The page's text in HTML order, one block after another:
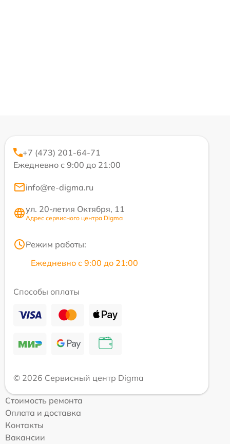
+7 (473) 201-64-71
Ежедневно с 9:00 до 21:00
info@re-digma.ru
ул. 20-летия Октября, 11
Адрес сервисного центра Digma
Режим работы:
Ежедневно с 9:00 до 21:00
Способы оплаты
© 2026 Сервисный центр Digma
Стоимость ремонта
Оплата и доставка
Контакты
Вакансии